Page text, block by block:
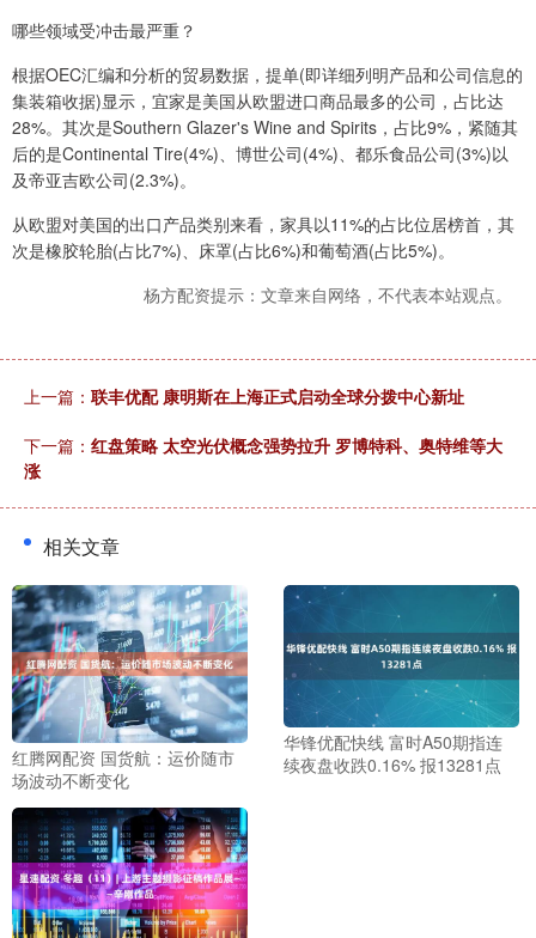
哪些领域受冲击最严重？
根据OEC汇编和分析的贸易数据，提单(即详细列明产品和公司信息的
集装箱收据)显示，宜家是美国从欧盟进口商品最多的公司，占比达
28%。其次是Southern Glazer's Wine and Spirits，占比9%，紧随其
后的是Continental Tire(4%)、博世公司(4%)、都乐食品公司(3%)以
及帝亚吉欧公司(2.3%)。
从欧盟对美国的出口产品类别来看，家具以11%的占比位居榜首，其
次是橡胶轮胎(占比7%)、床罩(占比6%)和葡萄酒(占比5%)。
杨方配资提示：文章来自网络，不代表本站观点。
上一篇： 联丰优配 康明斯在上海正式启动全球分拨中心新址
下一篇： 红盘策略 太空光伏概念强势拉升 罗博特科、奥特维等大
涨
相关文章
红腾网配资 国货航：运价随市
场波动不断变化
华锋优配快线 富时A50期指连
续夜盘收跌0.16% 报13281点